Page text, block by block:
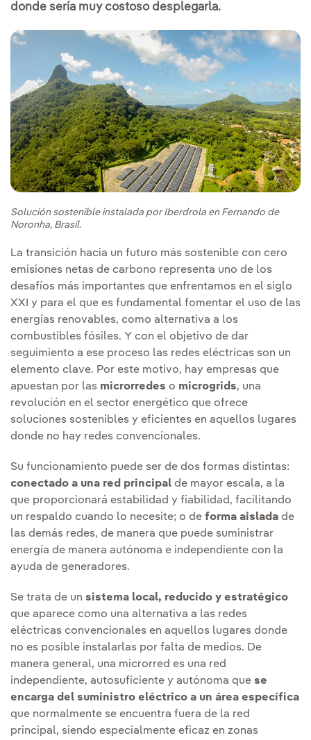
donde sería muy costoso desplegarla.
Solución sostenible instalada por Iberdrola en Fernando de
Noronha, Brasil.
La transición hacia un futuro más sostenible con cero
emisiones netas de carbono representa uno de los
desafíos más importantes que enfrentamos en el siglo
XXI y para el que es fundamental fomentar el uso de las
energías renovables, como alternativa a los
combustibles fósiles. Y con el objetivo de dar
seguimiento a ese proceso las redes eléctricas son un
elemento clave. Por este motivo, hay empresas que
apuestan por las microrredes o microgrids, una
revolución en el sector energético que ofrece
soluciones sostenibles y eficientes en aquellos lugares
donde no hay redes convencionales.
Su funcionamiento puede ser de dos formas distintas:
conectado a una red principal de mayor escala, a la
que proporcionará estabilidad y fiabilidad, facilitando
un respaldo cuando lo necesite; o de forma aislada de
las demás redes, de manera que puede suministrar
energía de manera autónoma e independiente con la
ayuda de generadores.
Se trata de un sistema local, reducido y estratégico
que aparece como una alternativa a las redes
eléctricas convencionales en aquellos lugares donde
no es posible instalarlas por falta de medios. De
manera general, una microrred es una red
independiente, autosuficiente y autónoma que se
encarga del suministro eléctrico a un área específica
que normalmente se encuentra fuera de la red
principal, siendo especialmente eficaz en zonas